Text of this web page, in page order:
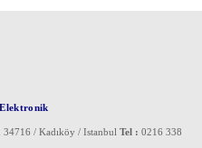
Elektronik
34716 / Kadıköy / Istanbul Tel : 0216 338